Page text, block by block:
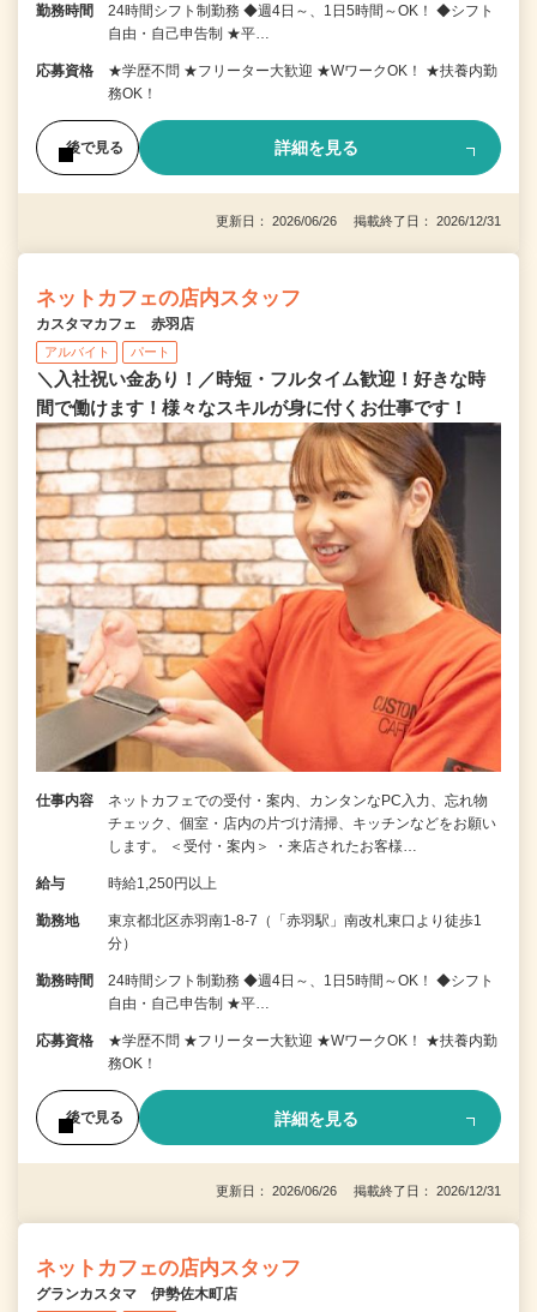
勤務時間
24時間シフト制勤務 ◆週4日～、1日5時間～OK！ ◆シフト
自由・自己申告制 ★平…
応募資格
★学歴不問 ★フリーター大歓迎 ★WワークOK！ ★扶養内勤
務OK！
後で見る 詳細を見る
更新日： 2026/06/26 掲載終了日： 2026/12/31
ネットカフェの店内スタッフ
カスタマカフェ 赤羽店
アルバイト パート
＼入社祝い金あり！／時短・フルタイム歓迎！好きな時
間で働けます！様々なスキルが身に付くお仕事です！
仕事内容
ネットカフェでの受付・案内、カンタンなPC入力、忘れ物
チェック、個室・店内の片づけ清掃、キッチンなどをお願い
します。 ＜受付・案内＞ ・来店されたお客様…
給与 時給1,250円以上
勤務地
東京都北区赤羽南1-8-7（「赤羽駅」南改札東口より徒歩1
分）
勤務時間
24時間シフト制勤務 ◆週4日～、1日5時間～OK！ ◆シフト
自由・自己申告制 ★平…
応募資格
★学歴不問 ★フリーター大歓迎 ★WワークOK！ ★扶養内勤
務OK！
後で見る 詳細を見る
更新日： 2026/06/26 掲載終了日： 2026/12/31
ネットカフェの店内スタッフ
グランカスタマ 伊勢佐木町店